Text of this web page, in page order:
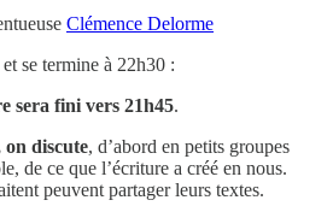
Clémence Delorme
se termine à 22h30 :
sera fini vers 21h45.
on discute, d’abord en petits groupes
de ce que l’écriture a créé en nous.
peuvent partager leurs textes.